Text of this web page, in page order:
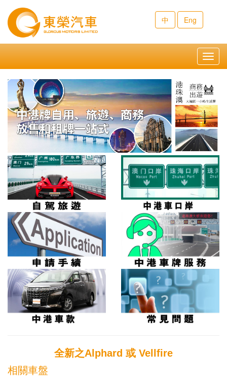
中 Eng
全新之Alphard 或 Vellfire
相關車盤